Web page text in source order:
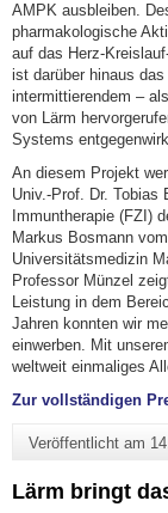
AMPK ausbleiben.
pharmakologische
auf das Herz-
ist darüber hinaus
intermittierendem –
von Lärm
Systems
An diesem Projekt
Univ.-Prof. Dr. Tobias
Immuntherapie (FZI)
Markus Bosmann
Universitätsmedizin
Professor Münzel
Leistung in dem
Jahren konnten wir
einwerben. Mit
weltweit einmaliges
Zur vollständigen
Veröffentlicht am
Lärm bringt